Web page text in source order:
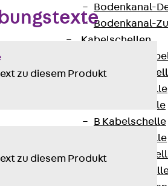
Bodenkanal-
Bodenkanal-
Kabelschellen
AC
H Kabelschelle
S Kabelschelle
B Kabelschelle
U Kabelschelle
RU
W
zu diesem Produkt
zu diesem Produkt